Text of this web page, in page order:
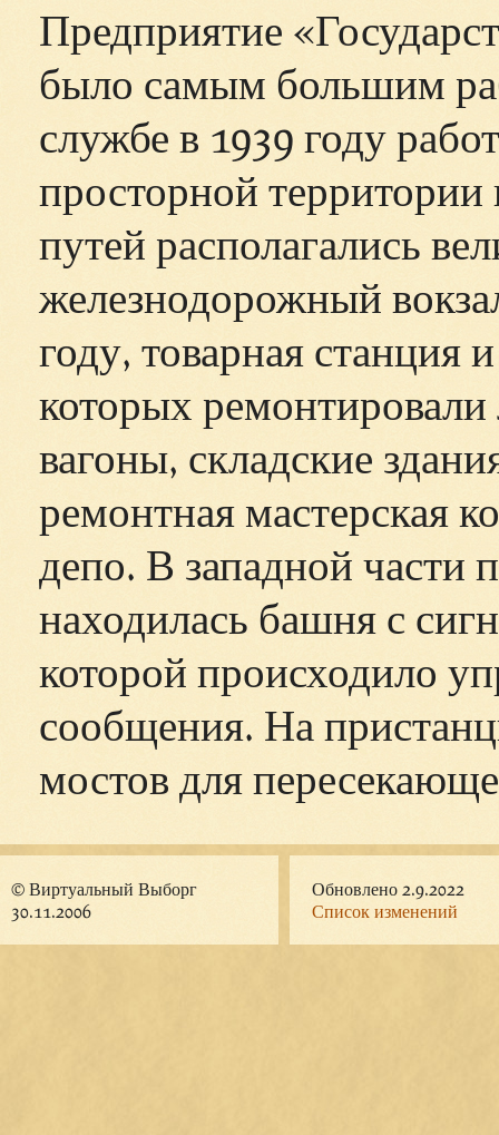
Предприятие
было самым большим
службе в 1939 году
просторной территории
путей располагались
железнодорожный
году, товарная станция
которых
вагоны, складские
ремонтная мастерская
депо. В западной части
находилась башня с
которой происходило
сообщения. На
мостов для
© Виртуальный Выборг
30.11.2006
Обновлено 2.9.2022
Список изменений